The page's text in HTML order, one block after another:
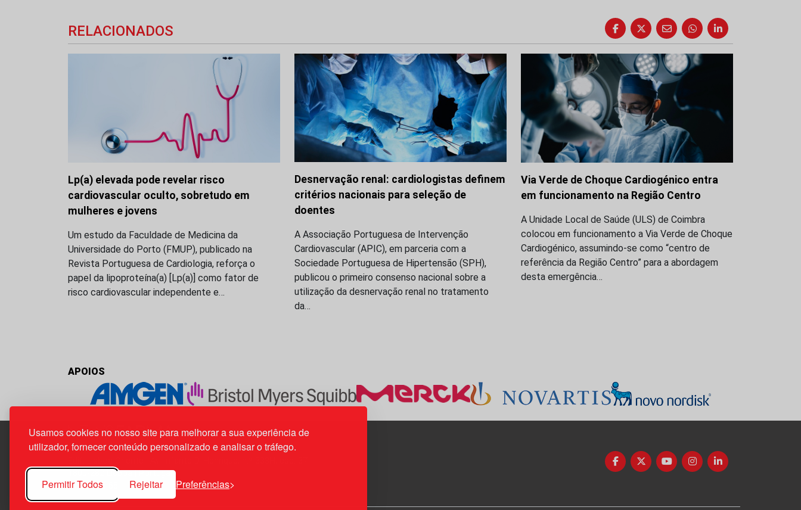
Usamos cookies no nosso site para melhorar a sua experiência de
utilizador, fornecer conteúdo personalizado e analisar o tráfego.
Permitir Todos Rejeitar Preferências
RELACIONADOS
Lp(a) elevada pode revelar risco
cardiovascular oculto, sobretudo em
mulheres e jovens
Um estudo da Faculdade de Medicina da
Universidade do Porto (FMUP), publicado na
Revista Portuguesa de Cardiologia, reforça o
papel da lipoproteína(a) [Lp(a)] como fator de
risco cardiovascular independente e…
Desnervação renal: cardiologistas definem
critérios nacionais para seleção de
doentes
A Associação Portuguesa de Intervenção
Cardiovascular (APIC), em parceria com a
Sociedade Portuguesa de Hipertensão (SPH),
publicou o primeiro consenso nacional sobre a
utilização da desnervação renal no tratamento
da…
Via Verde de Choque Cardiogénico entra
em funcionamento na Região Centro
A Unidade Local de Saúde (ULS) de Coimbra
colocou em funcionamento a Via Verde de Choque
Cardiogénico, assumindo-se como “centro de
referência da Região Centro” para a abordagem
desta emergência…
APOIOS
1800-282 Lisboa | Portugal
21 850 40 65